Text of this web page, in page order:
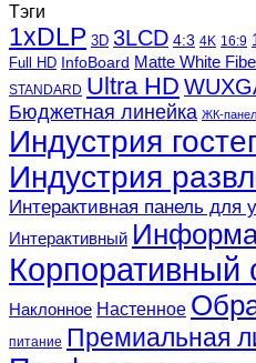
от
OLED-
8K
Тэги
1xDLP 3D 3LCD 4:3 4K 16:9
Full HD InfoBoard Matte White
STANDARD Ultra HD
Бюджетная линейка ЖК-
Индустрия
Индустрия
Интерактивная панель для
Интерактивный
Корпоративный
Наклонное Настенное
питание Премиальная